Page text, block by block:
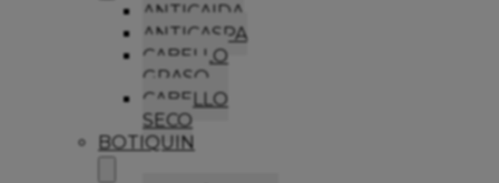
ANTICAIDA
ANTICASPA
CABELLO
GRASO
CABELLO
SECO
BOTIQUIN